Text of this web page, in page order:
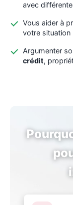
avec
Vous aider à
votre situation
Argumenter
crédit,